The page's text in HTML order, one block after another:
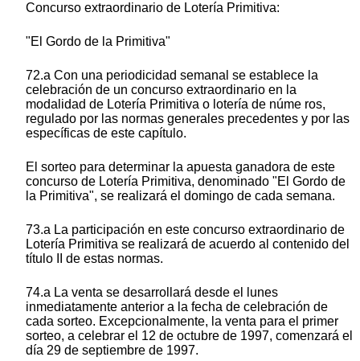
Concurso extraordinario de Lotería Primitiva:
"El Gordo de la Primitiva"
72.a Con una periodicidad semanal se establece la
celebración de un concurso extraordinario en la
modalidad de Lotería Primitiva o lotería de núme ros,
regulado por las normas generales precedentes y por las
específicas de este capítulo.
El sorteo para determinar la apuesta ganadora de este
concurso de Lotería Primitiva, denominado "El Gordo de
la Primitiva", se realizará el domingo de cada semana.
73.a La participación en este concurso extraordinario de
Lotería Primitiva se realizará de acuerdo al contenido del
título II de estas normas.
74.a La venta se desarrollará desde el lunes
inmediatamente anterior a la fecha de celebración de
cada sorteo. Excepcionalmente, la venta para el primer
sorteo, a celebrar el 12 de octubre de 1997, comenzará el
día 29 de septiembre de 1997.